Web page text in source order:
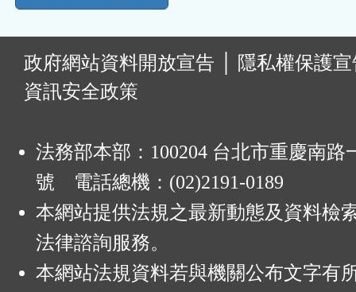
政府網站資料開放宣告
隱私權保護
資訊安全政策
法務部本部：100204 台北市重慶南路
號 電話總機：(02)2191-0189
本網站提供法規之最新動態及資料檢
法律諮詢服務。
本網站法規資料若與機關公布文字有